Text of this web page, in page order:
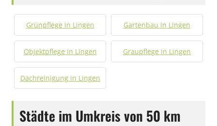
Grünpflege in Lingen Gartenbau in Lingen
Objektpflege in Lingen Graupflege in Lingen
Dachreinigung in Lingen
Städte im Umkreis von 50 km